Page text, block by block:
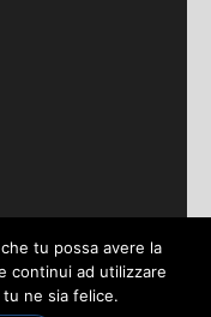
Magazine |
tu possa avere la
continui ad utilizzare
ne sia felice.